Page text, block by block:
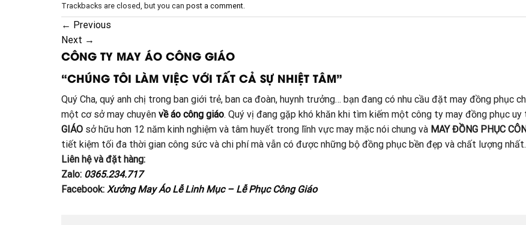
Trackbacks are closed, but you can post a comment
← Previous
Next →
CÔNG TY MAY ÁO CÔNG GIÁO
“CHÚNG TÔI LÀM VIỆC VỚI TẤT CẢ SỰ NHIỆT TÂM”
Quý Cha, quý anh chị trong ban giới trẻ, ban ca đoàn, huynh trưởng… bạn đang có nhu cầu đặt may đồng phục
một cơ sở may chuyên về áo công giáo. Quý vị đang gặp khó khăn khi tìm kiếm một công ty may đồng phục
GIÁO sở hữu hơn 12 năm kinh nghiệm và tâm huyết trong lĩnh vực may mặc nói chung và MAY ĐỒNG PHỤC
tiết kiệm tối đa thời gian công sức và chi phí mà vẫn có được những bộ đồng phục bền đẹp và chất lượng nhất.
Liên hệ và đặt hàng:
Zalo: 0365.234.717
Facebook: Xưởng May Áo Lễ Linh Mục – Lễ Phục Công Giáo